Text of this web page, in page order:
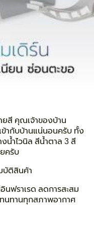
ยสี คุณเจ้าของบ้าน
ข้ากับบ้านแน่นอนครับ ทั้ง
งน้ำไวนิล สีน้ำตาล 3 สี
ครับ
ติสินค้า
ฟราเรด ลดการสะสม
นทานทุกสภาพอากาศ